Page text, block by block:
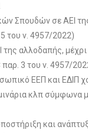
Σπουδών σε ΑΕΙ
του ν. 4957/2022)
αλλοδαπής,
3 του ν. 4957/
ΕΕΠ και ΕΔΙΠ
κλπ σύμφωνα
και